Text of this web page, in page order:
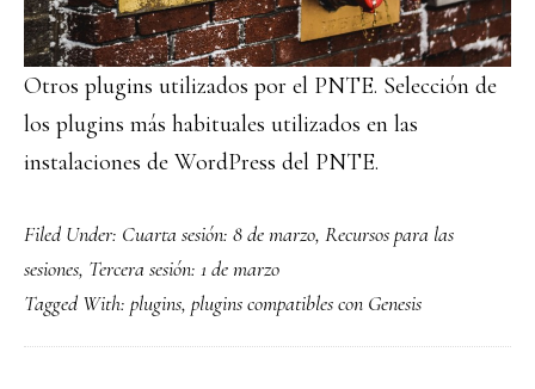
Otros plugins utilizados por el PNTE. Selección de
los plugins más habituales utilizados en las
instalaciones de WordPress del PNTE.
Filed Under: Cuarta sesión: 8 de marzo, Recursos para las
sesiones, Tercera sesión: 1 de marzo
Tagged With: plugins, plugins compatibles con Genesis